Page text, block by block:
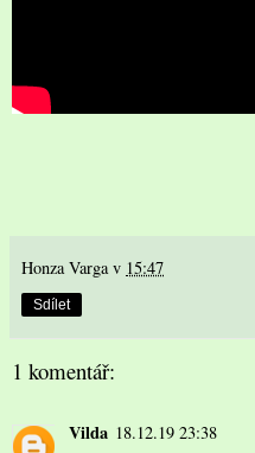
Honza Varga v 15:47
Sdílet
1 komentář:
Vilda 18.12.19 23:38